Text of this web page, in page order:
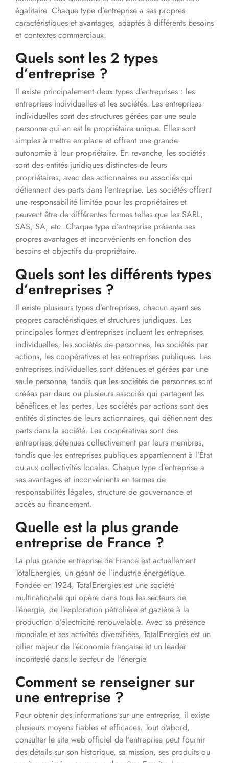
égalitaire. Chaque type d’entreprise a ses propres
caractéristiques et avantages, adaptés à différents besoins
et contextes commerciaux.
Quels sont les 2 types
d’entreprise ?
Il existe principalement deux types d’entreprises : les
entreprises individuelles et les sociétés. Les entreprises
individuelles sont des structures gérées par une seule
personne qui en est le propriétaire unique. Elles sont
simples à mettre en place et offrent une grande
autonomie à leur propriétaire. En revanche, les sociétés
sont des entités juridiques distinctes de leurs
propriétaires, avec des actionnaires ou associés qui
détiennent des parts dans l’entreprise. Les sociétés offrent
une responsabilité limitée pour les propriétaires et
peuvent être de différentes formes telles que les SARL,
SAS, SA, etc. Chaque type d’entreprise présente ses
propres avantages et inconvénients en fonction des
besoins et objectifs du propriétaire.
Quels sont les différents types
d’entreprises ?
Il existe plusieurs types d’entreprises, chacun ayant ses
propres caractéristiques et structures juridiques. Les
principales formes d’entreprises incluent les entreprises
individuelles, les sociétés de personnes, les sociétés par
actions, les coopératives et les entreprises publiques. Les
entreprises individuelles sont détenues et gérées par une
seule personne, tandis que les sociétés de personnes sont
créées par deux ou plusieurs associés qui partagent les
bénéfices et les pertes. Les sociétés par actions sont des
entités distinctes de leurs actionnaires, qui détiennent des
parts dans la société. Les coopératives sont des
entreprises détenues collectivement par leurs membres,
tandis que les entreprises publiques appartiennent à l’État
ou aux collectivités locales. Chaque type d’entreprise a
ses avantages et inconvénients en termes de
responsabilités légales, structure de gouvernance et
accès au financement.
Quelle est la plus grande
entreprise de France ?
La plus grande entreprise de France est actuellement
TotalEnergies, un géant de l’industrie énergétique.
Fondée en 1924, TotalEnergies est une société
multinationale qui opère dans tous les secteurs de
l’énergie, de l’exploration pétrolière et gazière à la
production d’électricité renouvelable. Avec sa présence
mondiale et ses activités diversifiées, TotalEnergies est un
pilier majeur de l’économie française et un leader
incontesté dans le secteur de l’énergie.
Comment se renseigner sur
une entreprise ?
Pour obtenir des informations sur une entreprise, il existe
plusieurs moyens fiables et efficaces. Tout d’abord,
consulter le site web officiel de l’entreprise peut fournir
des détails sur son historique, sa mission, ses produits ou